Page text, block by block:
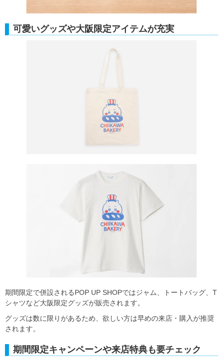
可愛いグッズや大阪限定アイテムが充実
期間限定で併設されるPOP UP SHOPではジャム、トートバッグ、T
シャツなど大阪限定グッズが販売されます。
グッズは数に限りがあるため、欲しい方は早めの来店・購入が推奨
されます。
期間限定キャンペーンや来店特典も要チェック